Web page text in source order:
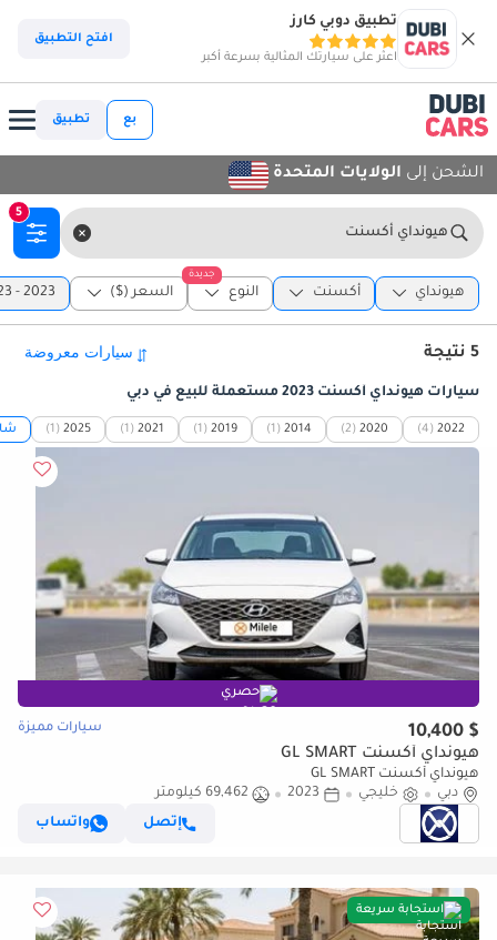
تطبيق دوبي كارز
اعثر على سيارتك المثالية بسرعة أكبر
افتح التطبيق
بع تطبيق
الشحن إلى الولايات المتحدة
هيونداي أكسنت
5
هيونداي أكسنت
جديدة
النوع السعر ($) 2023 - 2023
5 نتيجة
سيارات هيونداي أكسنت 2023 مستعملة للبيع في دبي
2022
(4)
2020
(2)
2014
(1)
2019
(1)
2021
(1)
2025
(1)
حصري
$ 10,400 سيارات مميزة
هيونداي أكسنت GL SMART
هيونداي أكسنت GL SMART
دبي
خليجي 2023
69,462 كيلومتر
إتصل
واتساب
استجابة سريعة